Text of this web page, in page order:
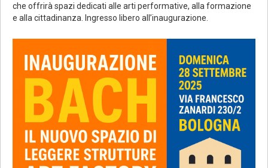
che offrirà spazi dedicati alle arti performative, alla formazione
e alla cittadinanza. Ingresso libero all’inaugurazione.